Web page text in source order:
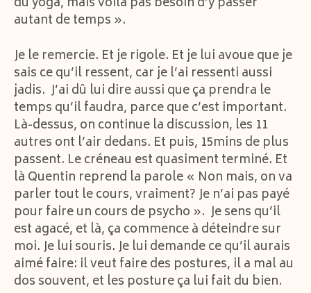
autant de temps ».
Je le remercie. Et je rigole. Et je lui avoue que je
sais ce qu’il ressent, car je l’ai ressenti aussi
jadis. J’ai dû lui dire aussi que ça prendra le
temps qu’il faudra, parce que c’est important.
Là-dessus, on continue la discussion, les 11
autres ont l’air dedans. Et puis, 15mins de plus
passent. Le créneau est quasiment terminé. Et
là Quentin reprend la parole « Non mais, on va
parler tout le cours, vraiment? Je n’ai pas payé
pour faire un cours de psycho ». Je sens qu’il
est agacé, et là, ça commence à déteindre sur
moi. Je lui souris. Je lui demande ce qu’il aurais
aimé faire: il veut faire des postures, il a mal au
dos souvent, et les posture ça lui fait du bien.